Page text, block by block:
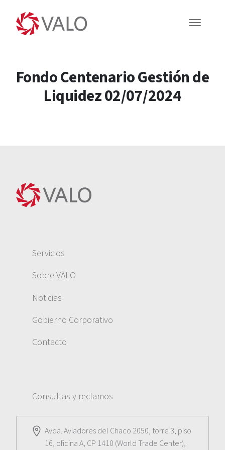
Fondo Centenario Gestión de
Liquidez 02/07/2024
Servicios
Sobre VALO
Noticias
Gobierno Corporativo
Contacto
Consultas y reclamos
Avda. Aviadores del Chaco 2050, torre 3, piso
16, oficina A, CP 1410 (World Trade Center),